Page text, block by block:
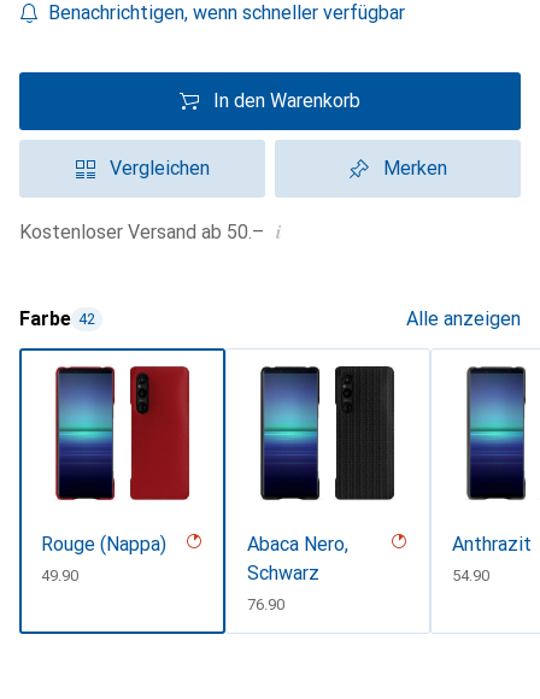
Benachrichtigen, wenn schneller verfügbar
In den Warenkorb
Vergleichen Merken
Kostenloser Versand ab 50.– i
Farbe 42 Alle anzeigen
Rouge (Nappa)
CHF
49.90
Abaca Nero,
Schwarz
CHF
76.90
Anthrazit
CHF
54.90